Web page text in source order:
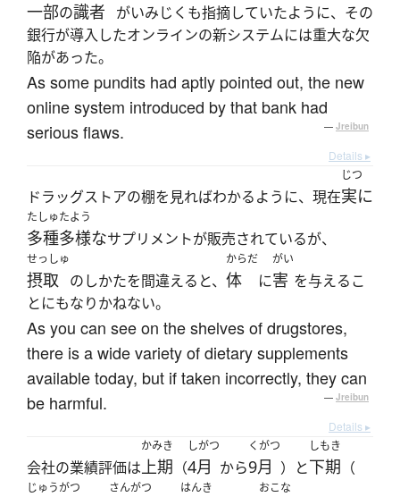
一部の識者
がいみじくも指摘していたように、その
銀行が導入したオンラインの新システムには重大な欠
陥があった。
As some pundits had aptly pointed out, the new
online system introduced by that bank had
serious flaws.
— Jreibun
Details ▸
ドラッグストアの棚を見ればわかるように、現在
じつ
実に
たしゅたよう
多種多様なサプリメントが販売されているが、
せっしゅ
摂取 のしかたを間違えると、
からだ
体 に
がい
害 を与えるこ
とにもなりかねない。
As you can see on the shelves of drugstores,
there is a wide variety of dietary supplements
available today, but if taken incorrectly, they can
be harmful.
— Jreibun
Details ▸
会社の業績評価は
かみき
上期 （
しがつ
4月 から
くがつ
9月 ）と
しもき
下期 （
じゅうがつ さんがつ はんき おこな